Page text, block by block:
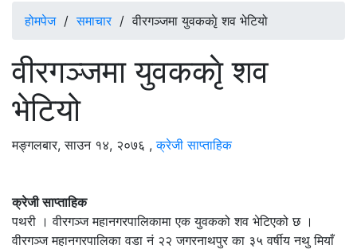
होमपेज/समाचार/वीरगञ्जमा युवककाृे शव भेटियो
वीरगञ्जमा युवककाृे शव
भेटियो
मङ्गलबार, साउन १४, २०७६ ,क्रेजी साप्ताहिक
क्रेजी साप्ताहिक
पथरी । वीरगञ्ज महानगरपालिकामा एक युवकको शव भेटिएको छ ।
वीरगञ्ज महानगरपालिका वडा नं २२ जगरनाथपुर का ३५ वर्षीय नथु मियाँ